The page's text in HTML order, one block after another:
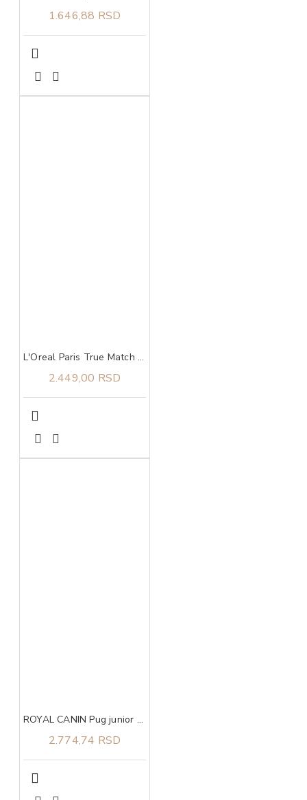
1.646,88 RSD
L'Oreal Paris True Match tonirani serum 1-2
2.449,00 RSD
ROYAL CANIN Pug junior 1,5kg
2.774,74 RSD